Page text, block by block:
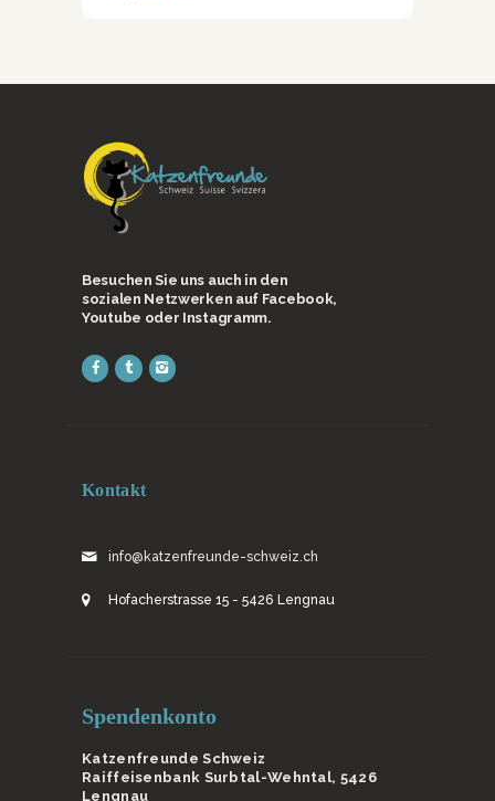
Besuchen Sie uns auch in den
sozialen Netzwerken auf Facebook,
Youtube oder Instagramm.
Kontakt
info@katzenfreunde-schweiz.ch
Hofacherstrasse 15 - 5426 Lengnau
Spendenkonto
Katzenfreunde Schweiz
Raiffeisenbank Surbtal-Wehntal, 5426
Lengnau